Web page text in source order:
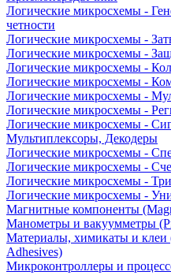
Логические микросхемы -
четности
Логические микросхемы -
Логические микросхемы -
Логические микросхемы -
Логические микросхемы -
Логические микросхемы -
Логические микросхемы -
Логические микросхемы -
Мультиплексоры, Декодеры
Логические микросхемы -
Логические микросхемы -
Логические микросхемы -
Логические микросхемы -
Магнитные компоненты
Манометры и вакуумметры
Материалы, химикаты и клеи
Adhesives)
Микроконтроллеры и